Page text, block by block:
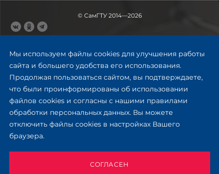
Мы используем файлы cookies для улучшения работы
сайта и большего удобства его использования.
Продолжая пользоваться сайтом, вы подтверждаете,
что были проинформированы об использовании
файлов cookies и согласны с нашими правилами
обработки персональных данных. Вы можете
отключить файлы cookies в настройках Вашего
браузера.
СОГЛАСЕН
© СамГТУ 2014—2026
443100, Самара
Ул. Молодогвардейская, 244,
главный корпус
8 (846) 278-43-11
rector@samgtu.ru
Приемная комиссия
Приёмная комиссия
Заочное обучение